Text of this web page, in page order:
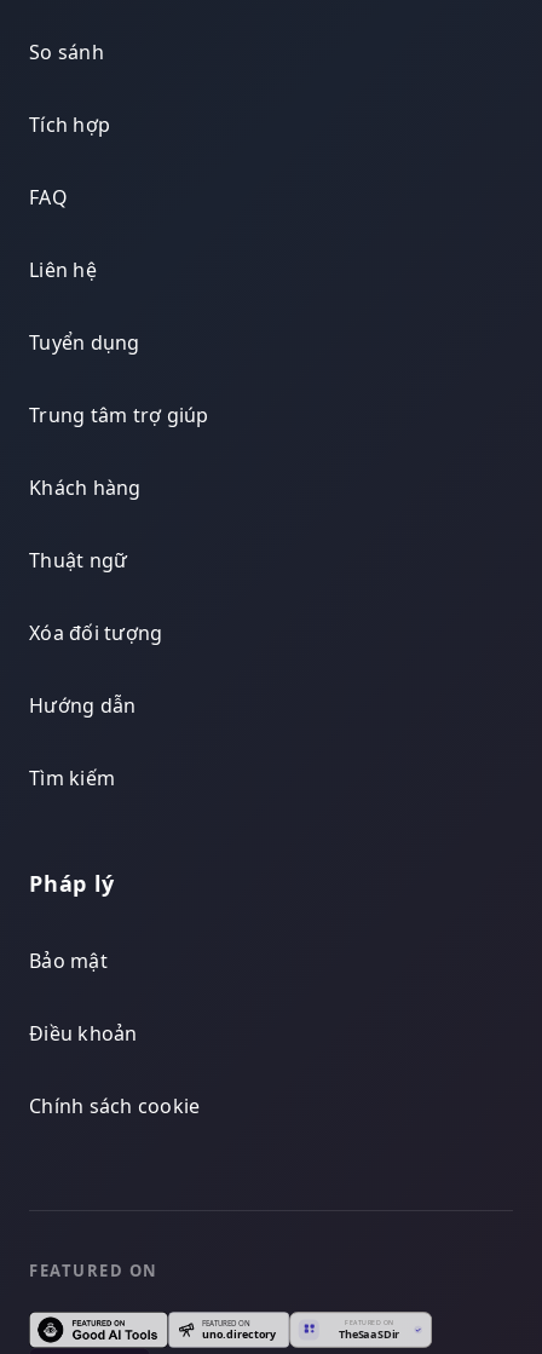
So sánh
Tích hợp
FAQ
Liên hệ
Tuyển dụng
Trung tâm trợ giúp
Khách hàng
Thuật ngữ
Xóa đối tượng
Hướng dẫn
Tìm kiếm
Pháp lý
Bảo mật
Điều khoản
Chính sách cookie
FEATURED ON